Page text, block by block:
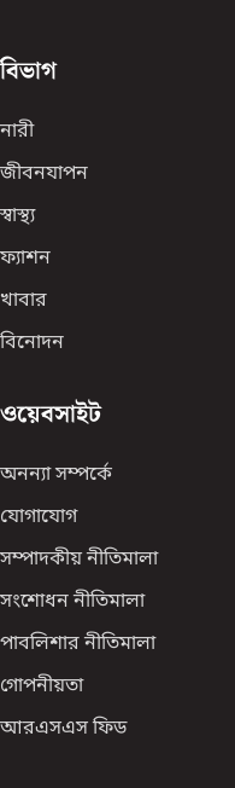
বিভাগ
নারী
জীবনযাপন
স্বাস্থ্য
ফ্যাশন
খাবার
বিনোদন
ওয়েবসাইট
অনন্যা সম্পর্কে
যোগাযোগ
সম্পাদকীয় নীতিমালা
সংশোধন নীতিমালা
পাবলিশার নীতিমালা
গোপনীয়তা
আরএসএস ফিড